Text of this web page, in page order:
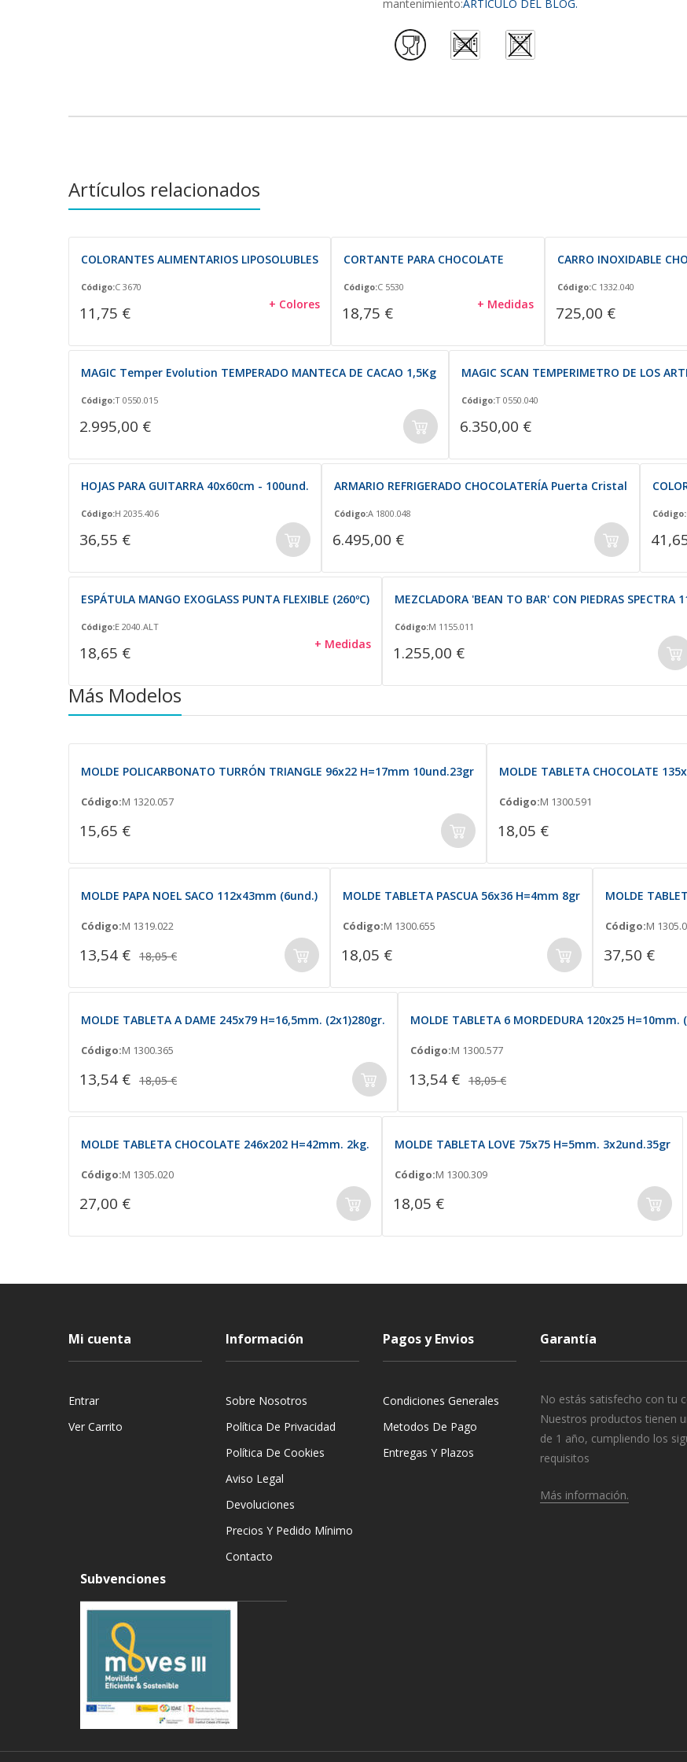
mantenimiento:ARTÍCULO DEL BLOG.
Artículos relacionados
COLORANTES ALIMENTARIOS LIPOSOLUBLES
Código:C 3670
11,75 € + Colores
CORTANTE PARA CHOCOLATE
Código:C 5530
18,75 € + Medidas
CARRO INOXIDABLE
Código:C 1332.040
725,00 €
MAGIC Temper Evolution TEMPERADO MANTECA DE CACAO 1,5Kg
Código:T 0550.015
2.995,00 €
MAGIC SCAN TEMPERIMETRO DE LOS
Código:T 0550.040
6.350,00 €
HOJAS PARA GUITARRA 40x60cm - 100und.
Código:H 2035.406
36,55 €
ARMARIO REFRIGERADO CHOCOLATERÍA Puerta Cristal
Código:A 1800.048
6.495,00 €
Código:
ESPÁTULA MANGO EXOGLASS PUNTA FLEXIBLE (260ºC)
Código:E 2040.ALT
18,65 € + Medidas
MEZCLADORA 'BEAN TO BAR' CON PIEDRAS SPECTRA
Código:M 1155.011
1.255,00 €
Más Modelos
MOLDE POLICARBONATO TURRÓN TRIANGLE 96x22 H=17mm 10und.23gr
Código:M 1320.057
15,65 €
MOLDE TABLETA CHOCOLATE
Código:M 1300.591
18,05 €
MOLDE PAPA NOEL SACO 112x43mm (6und.)
Código:M 1319.022
13,54 € 18,05 €
MOLDE TABLETA PASCUA 56x36 H=4mm 8gr
Código:M 1300.655
18,05 €
MOLDE
Código:M
37,50 €
MOLDE TABLETA A DAME 245x79 H=16,5mm. (2x1)280gr.
Código:M 1300.365
13,54 € 18,05 €
MOLDE TABLETA 6 MORDEDURA 120x25
Código:M 1300.577
13,54 € 18,05 €
MOLDE TABLETA CHOCOLATE 246x202 H=42mm. 2kg.
Código:M 1305.020
27,00 €
MOLDE TABLETA LOVE 75x75 H=5mm. 3x2und.35gr
Código:M 1300.309
18,05 €
Mi cuenta
Entrar
Ver Carrito
Información
Sobre Nosotros
Política De Privacidad
Política De Cookies
Aviso Legal
Devoluciones
Precios Y Pedido Mínimo
Contacto
Pagos y Envios
Condiciones Generales
Metodos De Pago
Entregas Y Plazos
Garantía
No estás satisfecho con tu
Nuestros productos tienen
de 1 año, cumpliendo los
requisitos
Más información.
Subvenciones